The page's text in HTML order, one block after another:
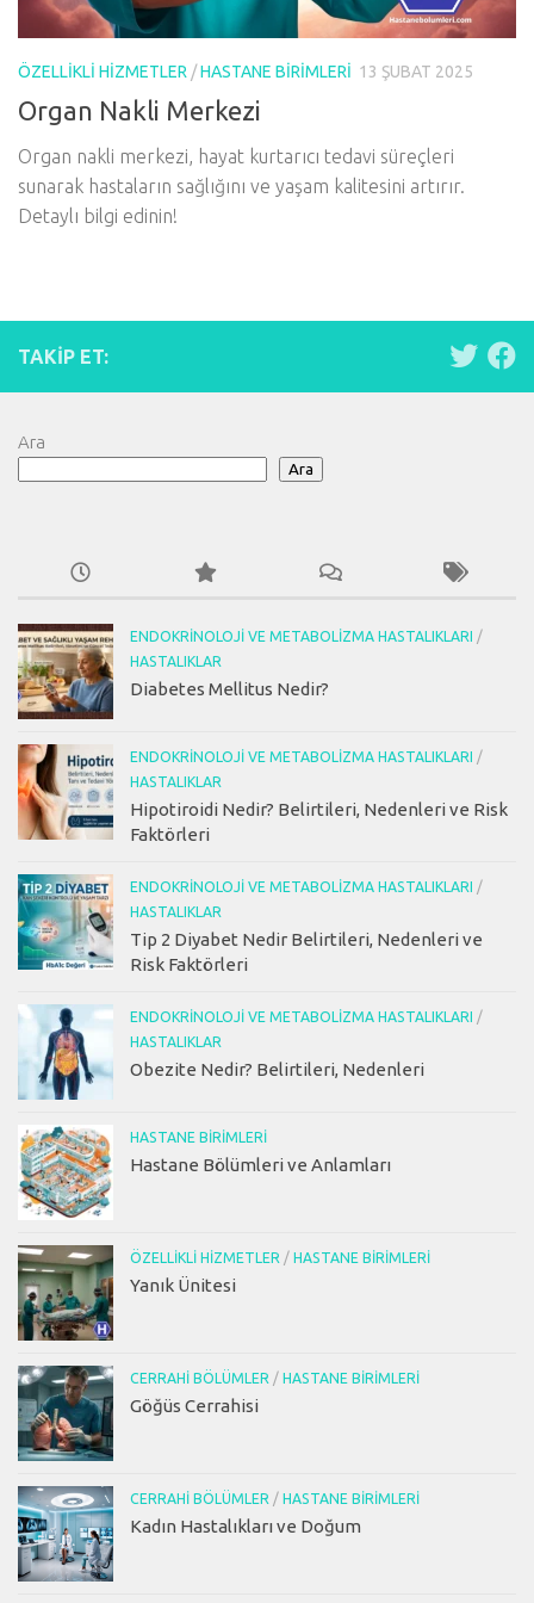
ÖZELLIKLI HIZMETLER /HASTANE BIRIMLERI 13 ŞUBAT 2025
Organ Nakli Merkezi
Organ nakli merkezi, hayat kurtarıcı tedavi süreçleri
sunarak hastaların sağlığını ve yaşam kalitesini artırır.
Detaylı bilgi edinin!
TAKIP ET:
Ara
Ara
ENDOKRINOLOJI VE METABOLIZMA HASTALIKLARI /
HASTALIKLAR
Diabetes Mellitus Nedir?
ENDOKRINOLOJI VE METABOLIZMA HASTALIKLARI /
HASTALIKLAR
Hipotiroidi Nedir? Belirtileri, Nedenleri ve Risk
Faktörleri
ENDOKRINOLOJI VE METABOLIZMA HASTALIKLARI /
HASTALIKLAR
Tip 2 Diyabet Nedir Belirtileri, Nedenleri ve
Risk Faktörleri
ENDOKRINOLOJI VE METABOLIZMA HASTALIKLARI /
HASTALIKLAR
Obezite Nedir? Belirtileri, Nedenleri
HASTANE BIRIMLERI
Hastane Bölümleri ve Anlamları
ÖZELLIKLI HIZMETLER / HASTANE BIRIMLERI
Yanık Ünitesi
CERRAHI BÖLÜMLER / HASTANE BIRIMLERI
Göğüs Cerrahisi
CERRAHI BÖLÜMLER / HASTANE BIRIMLERI
Kadın Hastalıkları ve Doğum